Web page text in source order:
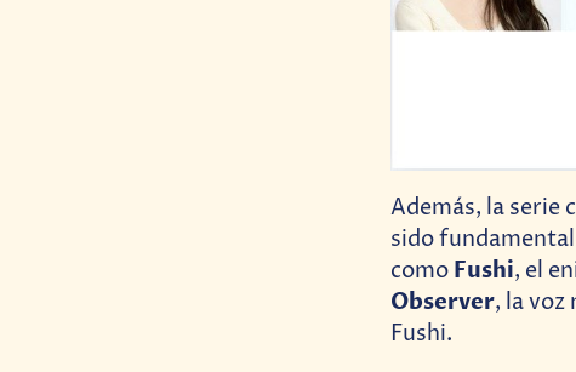
Además, la serie
sido
como Fushi, el
Observer, la voz
Fushi.